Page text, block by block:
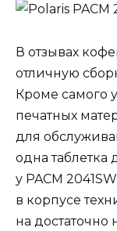
В отзывах
отличную
Кроме самого
печатных
для
одна
у PACM
в корпусе
на достаточно